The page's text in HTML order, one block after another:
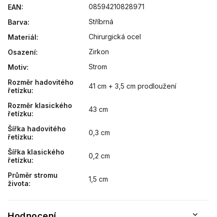
EAN:
08594210828971
Barva:
Stříbrná
Materiál:
Chirurgická ocel
Osazení:
Zirkon
Motiv:
Strom
Rozměr hadovitého
řetízku:
41 cm + 3,5 cm prodloužení
Rozměr klasického
řetízku:
43 cm
Šířka hadovitého
řetízku:
0,3 cm
Šířka klasického
řetízku:
0,2 cm
Průměr stromu
života:
1,5 cm